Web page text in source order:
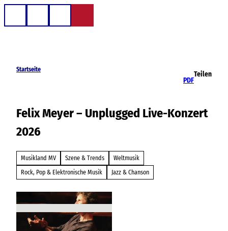
Startseite
PDF
Teilen
Felix Meyer – Unplugged Live-Konzert
2026
Musikland MV Szene & Trends
Weltmusik
Rock, Pop & Elektronische Musik
Jazz & Chanson